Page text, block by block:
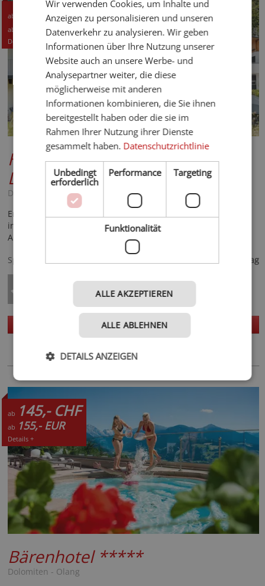
ab 112,- CHF
ab 120,- EUR
Details +
Hofmann Apartments in the
Dolomites****
Dolomiten - Gsies
Erleben Sie die charmante Mischung aus Komfort und Natur,
in modernen Ferienwohnungen mit jeglichen
Annehmlichkeiten und in der Nähe der Dolomiten.
Spezialisiert auf
pro Tag
ab 145,- CHF
ab 155,- EUR
Details +
Bärenhotel *****
Dolomiten - Olang
GERMAN
Wir verwenden Cookies, um Inhalte und
Anzeigen zu personalisieren und unseren
Datenverkehr zu analysieren. Wir geben
Informationen über Ihre Nutzung unserer
Website auch an unsere Werbe- und
Analysepartner weiter, die diese
möglicherweise mit anderen
Informationen kombinieren, die Sie ihnen
bereitgestellt haben oder die sie im
Rahmen Ihrer Nutzung ihrer Dienste
gesammelt haben. Datenschutzrichtlinie
Unbedingt
erforderlich
Performance Targeting
Funktionalität
ALLE AKZEPTIEREN
ALLE ABLEHNEN
DETAILS ANZEIGEN